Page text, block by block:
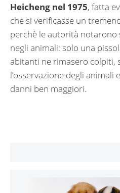
Heicheng nel 1975, fatta
che si verificasse un
perchè le autorità
negli animali: solo una
abitanti ne rimasero colpiti,
l’osservazione degli animali
danni ben maggiori.